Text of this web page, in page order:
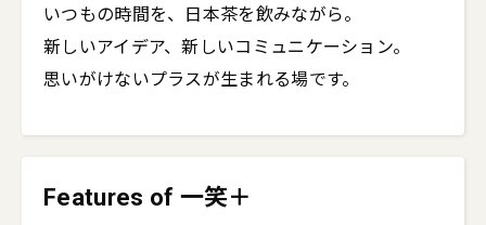
いつもの時間を、日本茶を飲みながら。
新しいアイデア、新しいコミュニケーション。
思いがけないプラスが生まれる場です。
Features of 一笑＋